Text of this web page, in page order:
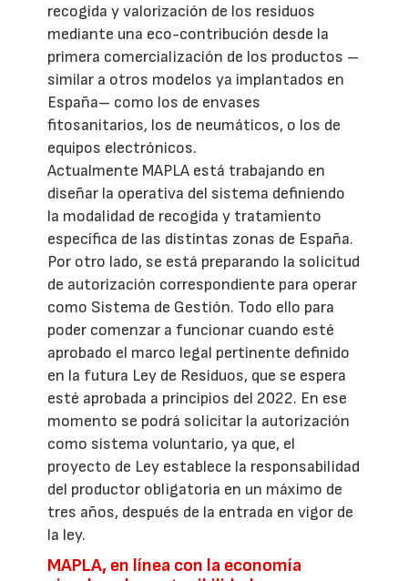
recogida y valorización de los residuos
mediante una eco-contribución desde la
primera comercialización de los productos –
similar a otros modelos ya implantados en
España– como los de envases
fitosanitarios, los de neumáticos, o los de
equipos electrónicos.
Actualmente MAPLA está trabajando en
diseñar la operativa del sistema definiendo
la modalidad de recogida y tratamiento
específica de las distintas zonas de España.
Por otro lado, se está preparando la solicitud
de autorización correspondiente para operar
como Sistema de Gestión. Todo ello para
poder comenzar a funcionar cuando esté
aprobado el marco legal pertinente definido
en la futura Ley de Residuos, que se espera
esté aprobada a principios del 2022. En ese
momento se podrá solicitar la autorización
como sistema voluntario, ya que, el
proyecto de Ley establece la responsabilidad
del productor obligatoria en un máximo de
tres años, después de la entrada en vigor de
la ley.
MAPLA, en línea con la economía